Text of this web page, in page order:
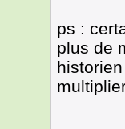
ps :
plus de